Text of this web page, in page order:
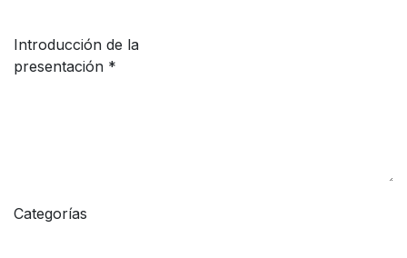
Introducción de la
presentación *
Categorías